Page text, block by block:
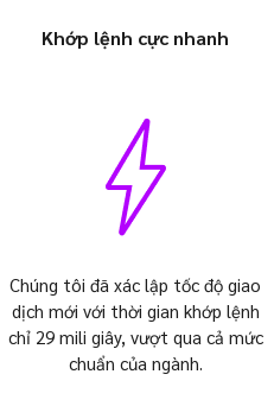
Khớp lệnh cực nhanh
Chúng tôi đã xác lập tốc độ giao
dịch mới với thời gian khớp lệnh
chỉ 29 mili giây, vượt qua cả mức
chuẩn của ngành.